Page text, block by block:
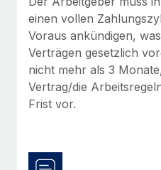
Gusto und Zero und
Plus
Auch im neuen Jahr wollen
aller Größen dabei
Mehr erfahren
mit Remote verwaltet
einen vollen
Voraus ankündigen,
Verträgen gesetzlich
nicht mehr als 3
Vertrag/die
Frist vor.